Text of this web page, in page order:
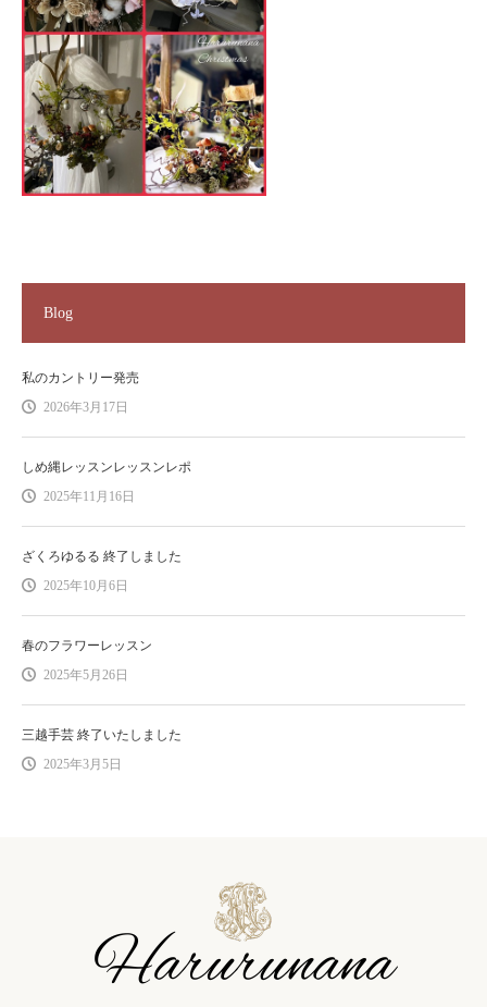
Blog
私のカントリー発売
2026年3月17日
しめ縄レッスンレッスンレポ
2025年11月16日
ざくろゆるる 終了しました
2025年10月6日
春のフラワーレッスン
2025年5月26日
三越手芸 終了いたしました
2025年3月5日